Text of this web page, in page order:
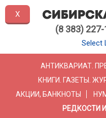
(8 383)
Select
АНТИКВАРИАТ.
КНИГИ. ГАЗЕТЫ.
АКЦИИ, БАНКНОТЫ
РЕДКОСТИ
X